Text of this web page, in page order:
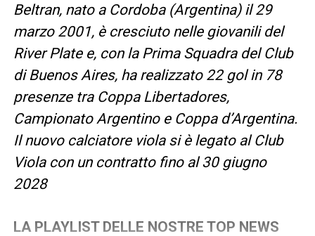
Beltran, nato a Cordoba (Argentina) il 29
marzo 2001, è cresciuto nelle giovanili del
River Plate e, con la Prima Squadra del Club
di Buenos Aires, ha realizzato 22 gol in 78
presenze tra Coppa Libertadores,
Campionato Argentino e Coppa d’Argentina.
Il nuovo calciatore viola si è legato al Club
Viola con un contratto fino al 30 giugno
2028
LA PLAYLIST DELLE NOSTRE TOP NEWS